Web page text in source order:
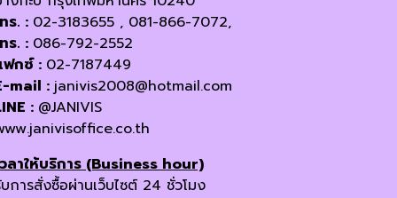
ร. : 02-3183655 , 081-866-7072,
ร. : 086-792-2552
กซ์ : 02-7187449
mail : janivis2008@hotmail.com
: @JANIVIS
ลาให้บริการ (Business hour)
การสั่งซื้อผ่านเว็บไซต์ 24 ชั่วโมง